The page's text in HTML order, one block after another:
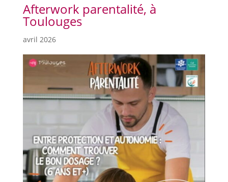
Afterwork parentalité, à
Toulouges
avril 2026